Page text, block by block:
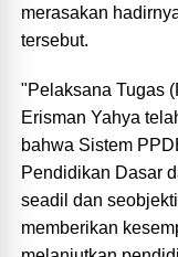
merasakan
tersebut.
"Pelaksana Tugas
Erisman Yahya
bahwa Sistem
Pendidikan Dasar
seadil dan
memberikan